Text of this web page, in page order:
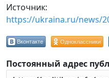
Источник:
https://ukraina.ru/news/
Вконтакте Одноклассники
Постоянный адрес